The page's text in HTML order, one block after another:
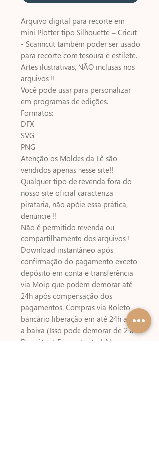
Arquivo digital para recorte em
mini Plotter tipo Silhouette – Cricut
- Scanncut também poder ser usado
para recorte com tesoura e estilete.
Artes ilustrativas, NÃO inclusas nos
arquivos !!
Você pode usar para personalizar
em programas de edições.
Formatos:
DFX
SVG
PNG
Atenção os Moldes da Lê são
vendidos apenas nesse site!!
Qualquer tipo de revenda fora do
nosso site oficial caracteriza
pirataria, não apóie essa prática,
denuncie !!
Não é permitido revenda ou
compartilhamento dos arquivos !
Download instantâneo após
confirmação do pagamento exceto
depósito em conta e transferência
via Moip que podem demorar até
24h após compensação dos
pagamentos. Compras via Boleto
bancário liberação em até 24h após
a baixa (Isso pode demorar de 2 à 3
Dias úteis) Fique atento ! Alguns